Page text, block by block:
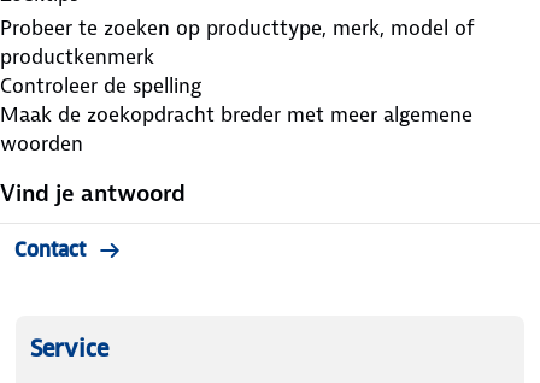
Probeer te zoeken op producttype, merk, model of
productkenmerk
Controleer de spelling
Maak de zoekopdracht breder met meer algemene
woorden
Vind je antwoord
Contact
Service